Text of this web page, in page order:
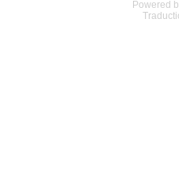
Powered